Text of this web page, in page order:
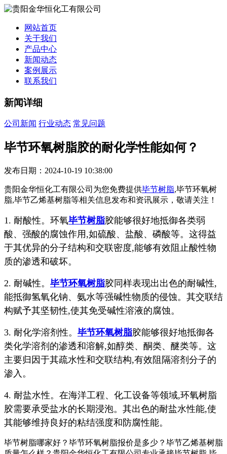
网站首页
关于我们
产品中心
新闻动态
案例展示
联系我们
新闻详细
公司新闻 行业动态 常见问题
毕节环氧树脂胶的耐化学性能如何？
发布日期：2024-10-19 10:38:00
贵阳金华恒化工有限公司为您免费提供毕节树脂,毕节环氧树
脂,毕节乙烯基树脂等相关信息发布和资讯展示，敬请关注！
1. 耐酸性。环氧毕节树脂胶能够很好地抵御各类弱
酸、强酸的腐蚀作用,如硫酸、盐酸、磷酸等。这得益
于其优异的分子结构和交联密度,能够有效阻止酸性物
质的渗透和破坏。
2. 耐碱性。 毕节环氧树脂胶同样表现出出色的耐碱性,
能抵御氢氧化钠、氨水等强碱性物质的侵蚀。其交联结
构赋予其坚韧性,使其免受碱性溶液的腐蚀。
3. 耐化学溶剂性。 毕节环氧树脂胶能够很好地抵御各
类化学溶剂的渗透和溶解,如醇类、酮类、醚类等。这
主要归因于其疏水性和交联结构,有效阻隔溶剂分子的
渗入。
4. 耐盐水性。在海洋工程、化工设备等领域,环氧树脂
胶需要承受盐水的长期浸泡。其出色的耐盐水性能,使
其能够维持良好的粘结强度和防腐性能。
毕节树脂哪家好？毕节环氧树脂报价是多少？毕节乙烯基树脂